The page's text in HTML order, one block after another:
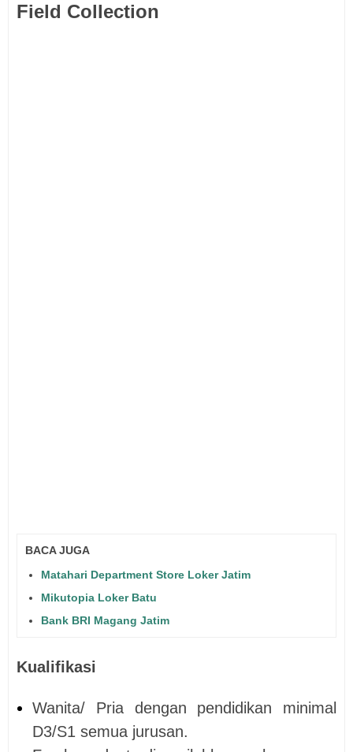
Field Collection
BACA JUGA
Matahari Department Store Loker Jatim
Mikutopia Loker Batu
Bank BRI Magang Jatim
Kualifikasi
Wanita/ Pria dengan pendidikan minimal
D3/S1 semua jurusan.